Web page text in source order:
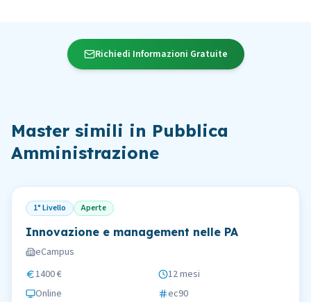
Richiedi Informazioni Gratuite
Master simili in Pubblica
Amministrazione
1° Livello Aperte
Innovazione e management nelle PA
eCampus
1400 €
12 mesi
Online
ec90